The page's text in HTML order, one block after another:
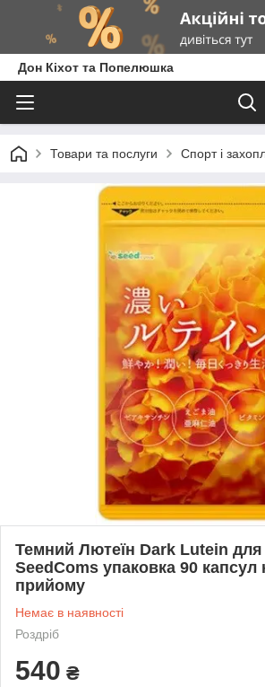
Дон Кіхот та Попелюшка
Товари та послуги Спорт і
Темний Лютеїн Dark Lutein
SeedComs упаковка 90 капсул
прийому
Немає в наявності
Роздріб
540 ₴